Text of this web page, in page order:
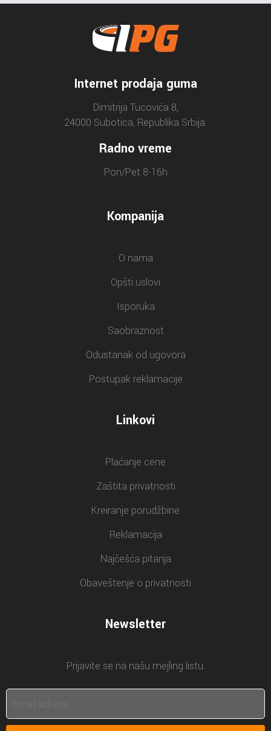
Internet prodaja guma
Dimitrija Tucovića 8,
24000 Subotica, Republika Srbija.
Radno vreme
Pon/Pet 8-16h
Kompanija
O nama
Opšti uslovi
Isporuka
Saobraznost
Odustanak od ugovora
Postupak reklamacije
Linkovi
Plaćanje cene
Zaštita privatnosti
Kreiranje porudžbine
Reklamacija
Najčešća pitanja
Obaveštenje o privatnosti
Newsletter
Prijavite se na našu mejling listu.